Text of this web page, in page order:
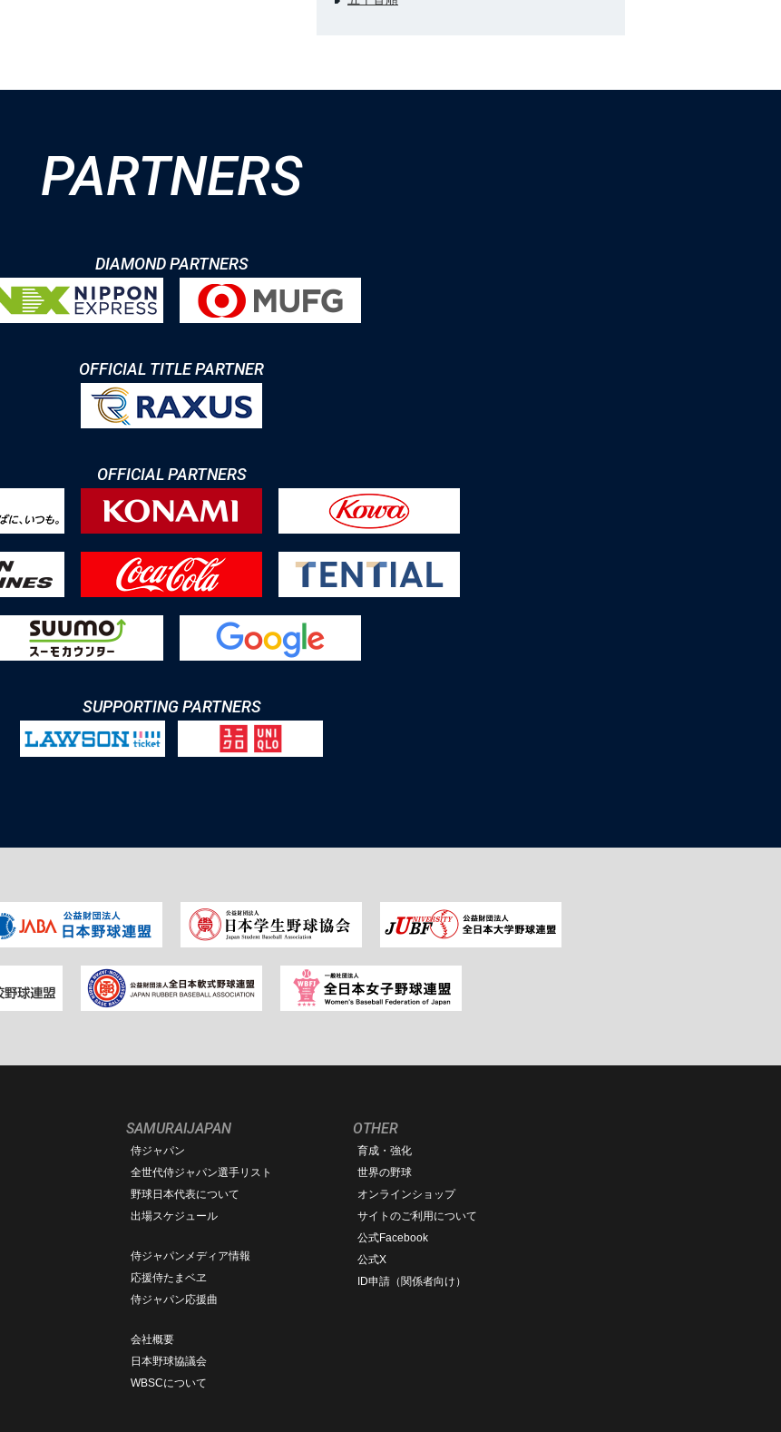
PARTNERS
DIAMOND PARTNERS
OFFICIAL TITLE PARTNER
OFFICIAL PARTNERS
SUPPORTING PARTNERS
SAMURAIJAPAN
侍ジャパン
全世代侍ジャパン選手リスト
野球日本代表について
出場スケジュール
侍ジャパンメディア情報
応援侍たまベヱ
侍ジャパン応援曲
会社概要
日本野球協議会
WBSCについて
OTHER
育成・強化
世界の野球
オンラインショップ
サイトのご利用について
公式Facebook
公式X
ID申請（関係者向け）